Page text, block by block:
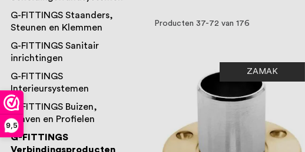
9,5
Producten 37-72 van 176
ZAMAK
G-FITTINGS Staanders,
Steunen en Klemmen
G-FITTINGS Sanitair
inrichtingen
G-FITTINGS
Interieursystemen
G-FITTINGS Buizen,
Staven en Profielen
G-FITTINGS
Verbindingsproducten